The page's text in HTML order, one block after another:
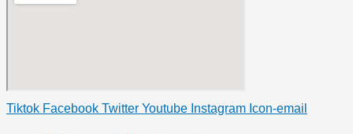
Tiktok Facebook Twitter Youtube Instagram Icon-email